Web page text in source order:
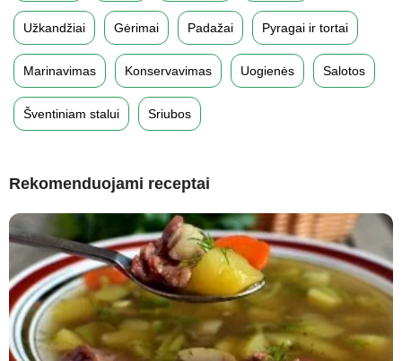
Užkandžiai Gėrimai Padažai Pyragai ir tortai
Marinavimas Konservavimas Uogienės Salotos
Šventiniam stalui Sriubos
Rekomenduojami receptai